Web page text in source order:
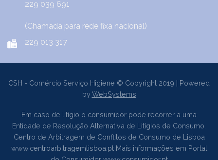
229 039 691
(Chamada para rede fixa nacional)
229 013 317
CSH - Comércio Serviço Higiene © Copyright 2019 | Powered
byWebSystems
Em caso de litígio o consumidor pode recorrer a uma
Entidade de Resolução Alternativa de Litígios de Consumo.
Centro de Arbitragem de Conflitos de Consumo de Lisboa
www.centroarbitragemlisboa.ptMais informações em Portal